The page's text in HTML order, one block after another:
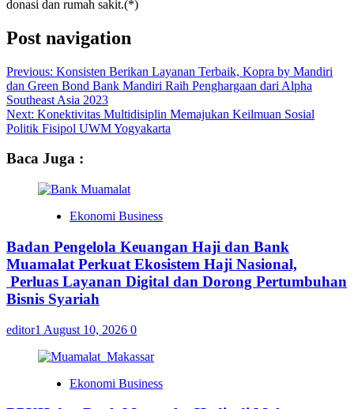
donasi dan rumah sakit.(*)
Post navigation
Previous: Konsisten Berikan Layanan Terbaik, Kopra by Mandiri
dan Green Bond Bank Mandiri Raih Penghargaan dari Alpha
Southeast Asia 2023
Next: Konektivitas Multidisiplin Memajukan Keilmuan Sosial
Politik Fisipol UWM Yogyakarta
Baca Juga :
Ekonomi Business
Badan Pengelola Keuangan Haji dan Bank
Muamalat Perkuat Ekosistem Haji Nasional,
Perluas Layanan Digital dan Dorong Pertumbuhan
Bisnis Syariah
editor1 August 10, 2026 0
Ekonomi Business